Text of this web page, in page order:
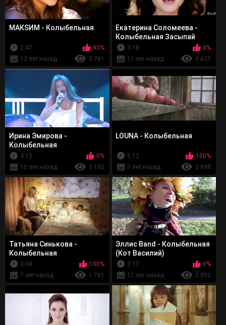
МАКSИМ - Колыбельная
2:47
93%
13 лет назад
5 781
Екатерина Соломеева -
Колыбельная Засыпай
3:18
0%
11 лет назад
2 627
Ирина Эмирова -
Колыбельная
4:12
0%
10 лет назад
3 155
LOUNA - Колыбельная
5:12
100%
7 лет назад
2 898
Татьяна Синькова -
Колыбельная
3:08
100%
7 лет назад
1 761
Эллис Band - Колыбельная
(Кот Василий)
3:17
0%
11 лет назад
2 852